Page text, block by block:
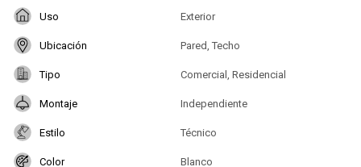
Uso Exterior
Ubicación Pared, Techo
Tipo Comercial, Residencial
Montaje Independiente
Estilo Técnico
Color Blanco